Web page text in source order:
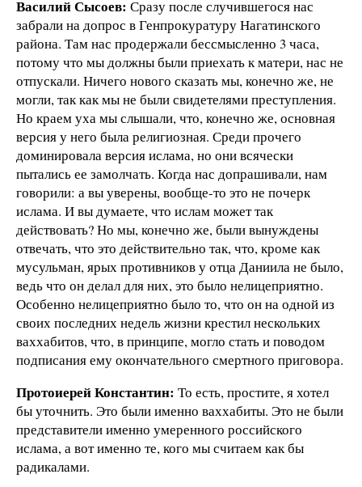
Василий Сысоев: Сразу после случившегося нас
забрали на допрос в Генпрокуратуру Нагатинского
района. Там нас продержали бессмысленно 3 часа,
потому что мы должны были приехать к матери, нас не
отпускали. Ничего нового сказать мы, конечно же, не
могли, так как мы не были свидетелями преступления.
Но краем уха мы слышали, что, конечно же, основная
версия у него была религиозная. Среди прочего
доминировала версия ислама, но они всячески
пытались ее замолчать. Когда нас допрашивали, нам
говорили: а вы уверены, вообще-то это не почерк
ислама. И вы думаете, что ислам может так
действовать? Но мы, конечно же, были вынуждены
отвечать, что это действительно так, что, кроме как
мусульман, ярых противников у отца Даниила не было,
ведь что он делал для них, это было нелицеприятно.
Особенно нелицеприятно было то, что он на одной из
своих последних недель жизни крестил нескольких
ваххабитов, что, в принципе, могло стать и поводом
подписания ему окончательного смертного приговора.
Протоиерей Константин: То есть, простите, я хотел
бы уточнить. Это были именно ваххабиты. Это не были
представители именно умеренного российского
ислама, а вот именно те, кого мы считаем как бы
радикалами.